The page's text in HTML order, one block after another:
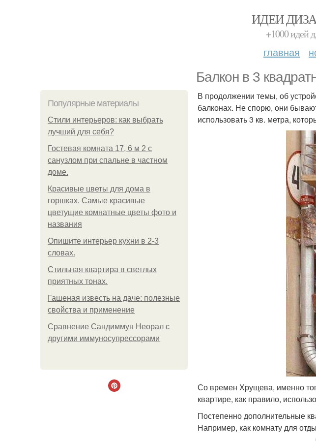
ИДЕИ
+1000 идей
главная
Балкон в 3
Популярные материалы
Стили интерьеров: как выбрать
лучший для себя?
Гостевая комната 17, 6 м 2 с
санузлом при спальне в частном
доме.
Красивые цветы для дома в
горшках. Самые красивые
цветущие комнатные цветы фото и
названия
Опишите интерьер кухни в 2-3
словах.
Стильная квартира в светлых
приятных тонах.
Гашеная известь на даче: полезные
свойства и применение
Сравнение Сандиммун Неорал с
другими иммуносупрессорами
В продолжении темы, об
балконах. Не спорю, они
использовать 3 кв. метра,
Со времен Хрущева, именно
квартире, как правило,
Постепенно дополнительные
Например, как комнату для